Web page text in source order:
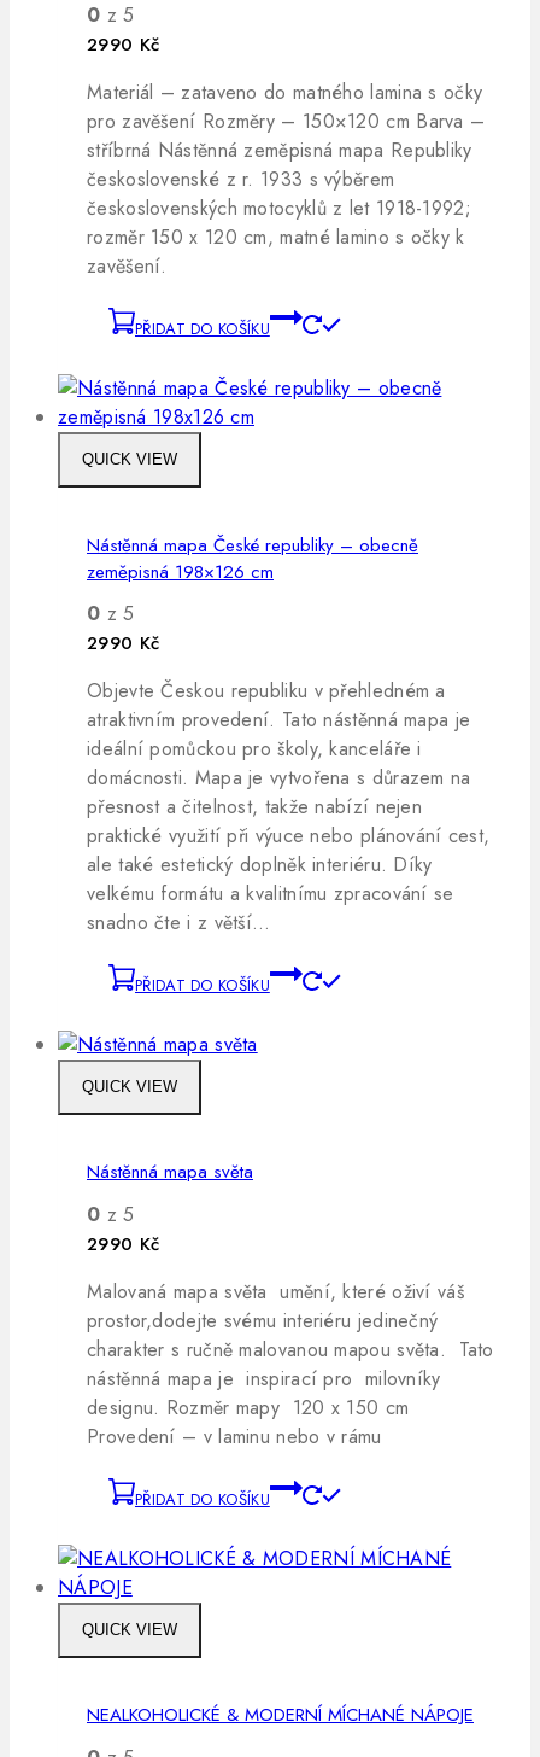
0 z 5
2990 Kč
Materiál – zataveno do matného lamina s očky
pro zavěšení Rozměry – 150×120 cm Barva –
stříbrná Nástěnná zeměpisná mapa Republiky
československé z r. 1933 s výběrem
československých motocyklů z let 1918-1992;
rozměr 150 x 120 cm, matné lamino s očky k
zavěšení.
PŘIDAT DO KOŠÍKU
QUICK VIEW
Nástěnná mapa České republiky – obecně
zeměpisná 198×126 cm
0 z 5
2990 Kč
Objevte Českou republiku v přehledném a
atraktivním provedení. Tato nástěnná mapa je
ideální pomůckou pro školy, kanceláře i
domácnosti. Mapa je vytvořena s důrazem na
přesnost a čitelnost, takže nabízí nejen
praktické využití při výuce nebo plánování cest,
ale také estetický doplněk interiéru. Díky
velkému formátu a kvalitnímu zpracování se
snadno čte i z větší…
PŘIDAT DO KOŠÍKU
QUICK VIEW
Nástěnná mapa světa
0 z 5
2990 Kč
Malovaná mapa světa umění, které oživí váš
prostor,dodejte svému interiéru jedinečný
charakter s ručně malovanou mapou světa. Tato
nástěnná mapa je inspirací pro milovníky
designu. Rozměr mapy 120 x 150 cm
Provedení – v laminu nebo v rámu
PŘIDAT DO KOŠÍKU
QUICK VIEW
NEALKOHOLICKÉ & MODERNÍ MÍCHANÉ NÁPOJE